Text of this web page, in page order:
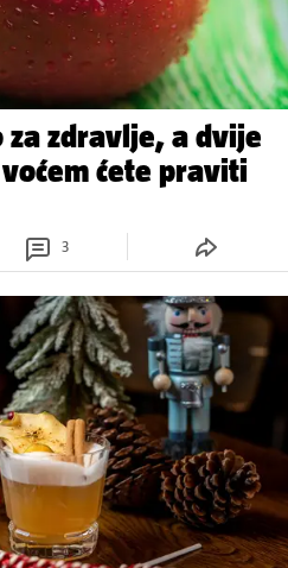
za zdravlje, a dvije
ćete praviti
3